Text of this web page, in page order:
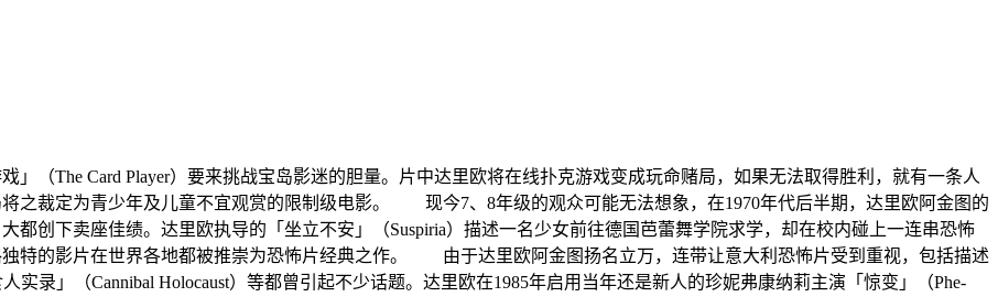
（The Card Player）要来挑战宝岛影迷的胆量。片中达里欧将在线扑克游戏变成玩命赌局，如果无法取得胜利，就有一条人
之裁定为青少年及儿童不宜观赏的限制级电影。 现今7、8年级的观众可能无法想象，在1970年代后半期，达里欧阿金图的
都创下卖座佳绩。达里欧执导的「坐立不安」（Suspiria）描述一名少女前往德国芭蕾舞学院求学，却在校内碰上一连串恐怖
特的影片在世界各地都被推崇为恐怖片经典之作。 由于达里欧阿金图扬名立万，连带让意大利恐怖片受到重视，包括描述
实录」（Cannibal Holocaust）等都曾引起不少话题。达里欧在1985年启用当年还是新人的珍妮弗康纳莉主演「惊变」（Phe-